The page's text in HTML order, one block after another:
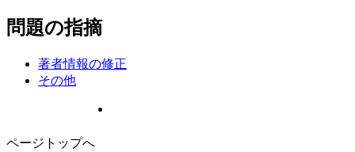
問題の指摘
著者情報の修正
その他
ページトップへ